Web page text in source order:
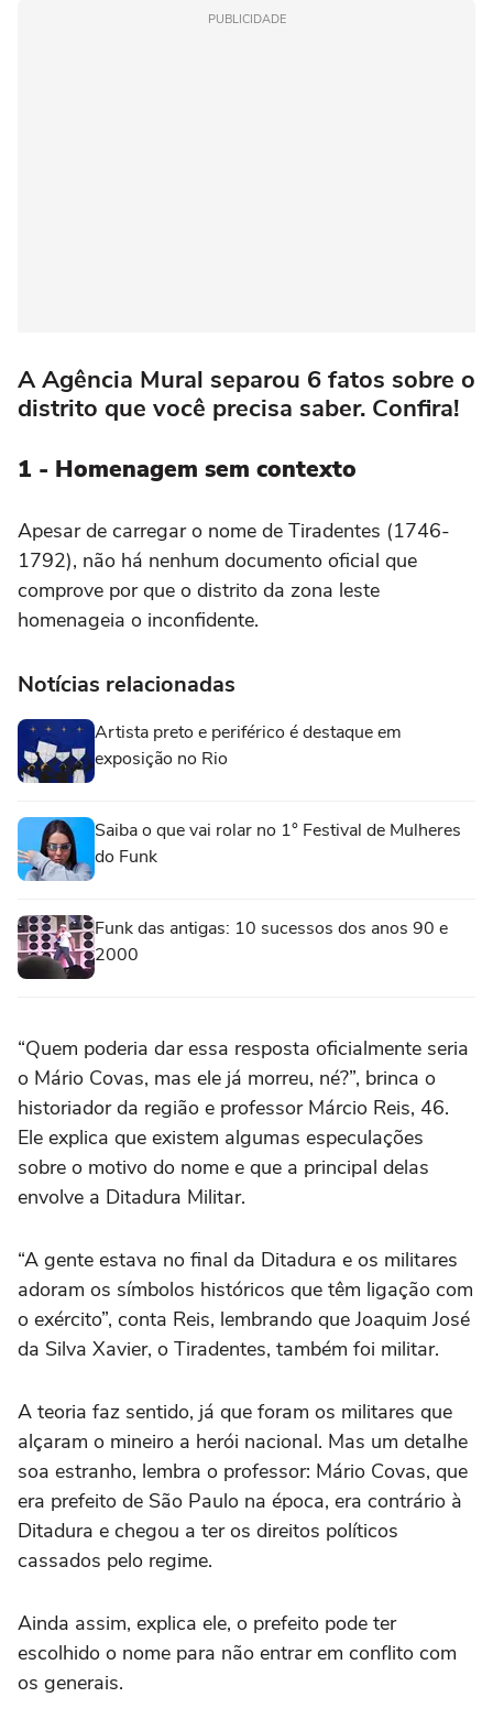
PUBLICIDADE
A Agência Mural separou 6 fatos sobre o
distrito que você precisa saber. Confira!
1 - Homenagem sem contexto
Apesar de carregar o nome de Tiradentes (1746-
1792), não há nenhum documento oficial que
comprove por que o distrito da zona leste
homenageia o inconfidente.
Notícias relacionadas
Artista preto e periférico é destaque em
exposição no Rio
Saiba o que vai rolar no 1° Festival de Mulheres
do Funk
Funk das antigas: 10 sucessos dos anos 90 e
2000
“Quem poderia dar essa resposta oficialmente seria
o Mário Covas, mas ele já morreu, né?”, brinca o
historiador da região e professor Márcio Reis, 46.
Ele explica que existem algumas especulações
sobre o motivo do nome e que a principal delas
envolve a Ditadura Militar.
“A gente estava no final da Ditadura e os militares
adoram os símbolos históricos que têm ligação com
o exército”, conta Reis, lembrando que Joaquim José
da Silva Xavier, o Tiradentes, também foi militar.
A teoria faz sentido, já que foram os militares que
alçaram o mineiro a herói nacional. Mas um detalhe
soa estranho, lembra o professor: Mário Covas, que
era prefeito de São Paulo na época, era contrário à
Ditadura e chegou a ter os direitos políticos
cassados pelo regime.
Ainda assim, explica ele, o prefeito pode ter
escolhido o nome para não entrar em conflito com
os generais.